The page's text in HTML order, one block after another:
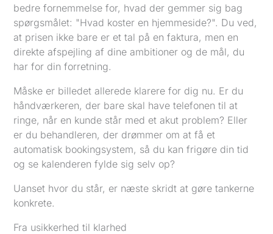
bedre fornemmelse for, hvad der gemmer sig bag
spørgsmålet: "Hvad koster en hjemmeside?". Du ved,
at prisen ikke bare er et tal på en faktura, men en
direkte afspejling af dine ambitioner og de mål, du
har for din forretning.
Måske er billedet allerede klarere for dig nu. Er du
håndværkeren, der bare skal have telefonen til at
ringe, når en kunde står med et akut problem? Eller
er du behandleren, der drømmer om at få et
automatisk bookingsystem, så du kan frigøre din tid
og se kalenderen fylde sig selv op?
Uanset hvor du står, er næste skridt at gøre tankerne
konkrete.
Fra usikkerhed til klarhed